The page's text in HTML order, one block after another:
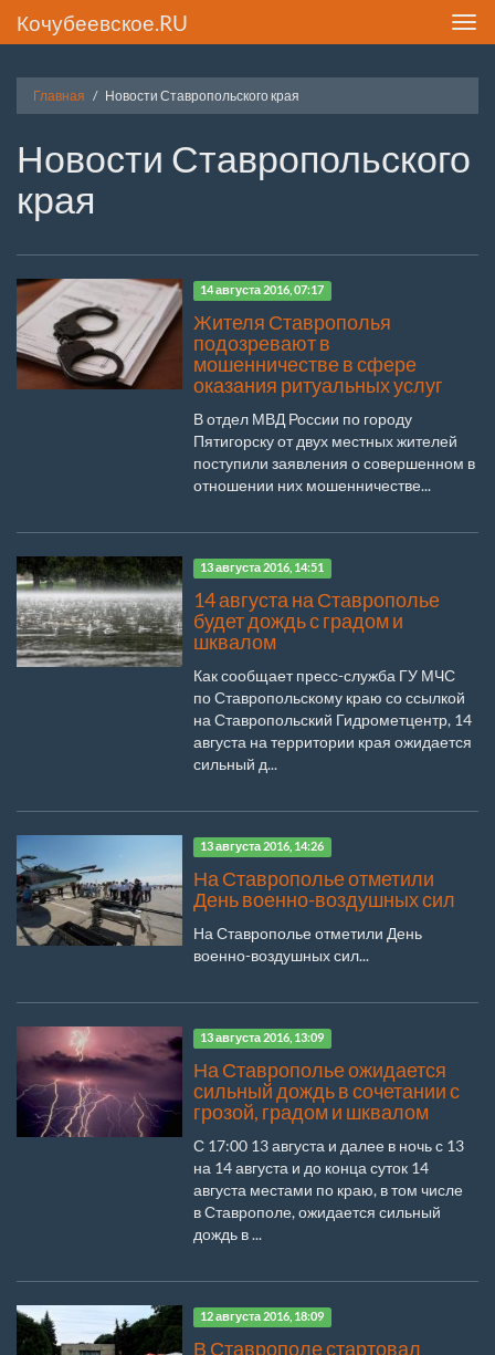
Кочубеевское.RU
Главная Новости Ставропольского края
Новости Ставропольского
края
14 августа 2016, 07:17
Жителя Ставрополья
подозревают в
мошенничестве в сфере
оказания ритуальных услуг
В отдел МВД России по городу
Пятигорску от двух местных жителей
поступили заявления о совершенном в
отношении них мошенничестве...
13 августа 2016, 14:51
14 августа на Ставрополье
будет дождь с градом и
шквалом
Как сообщает пресс-служба ГУ МЧС
по Ставропольскому краю со ссылкой
на Ставропольский Гидрометцентр, 14
августа на территории края ожидается
сильный д...
13 августа 2016, 14:26
На Ставрополье отметили
День военно-воздушных сил
На Ставрополье отметили День
военно-воздушных сил...
13 августа 2016, 13:09
На Ставрополье ожидается
сильный дождь в сочетании с
грозой, градом и шквалом
С 17:00 13 августа и далее в ночь с 13
на 14 августа и до конца суток 14
августа местами по краю, в том числе
в Ставрополе, ожидается сильный
дождь в ...
12 августа 2016, 18:09
В Ставрополе стартовал